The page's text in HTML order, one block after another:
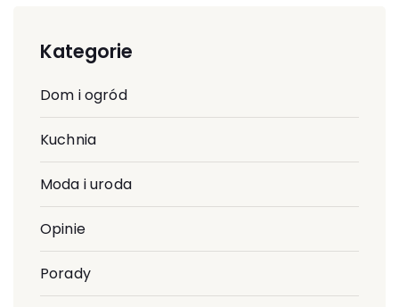
Kategorie
Dom i ogród
Kuchnia
Moda i uroda
Opinie
Porady